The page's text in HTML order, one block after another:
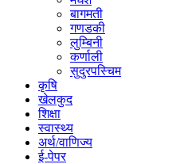
बागमती
गणडकी
लुम्बिनी
कर्णाली
सुदुरपस्चिम
कृषि
खेलकुद
शिक्षा
स्वास्थ्य
अर्थ/वाणिज्य
ई-पेपर